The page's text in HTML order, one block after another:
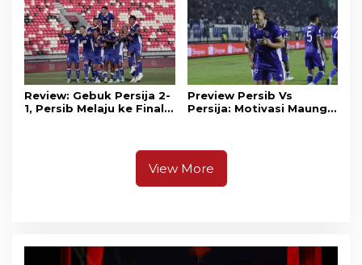
Review: Gebuk Persija 2-
1, Persib Melaju ke Final
Preview Persib Vs
Persija: Motivasi Maung
View More